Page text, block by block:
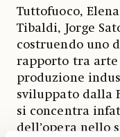
Tuttofuoco,
Tibaldi, Jorge
costruendo uno
rapporto tra arte
produzione
sviluppato dalla
si concentra
dell’opera nello